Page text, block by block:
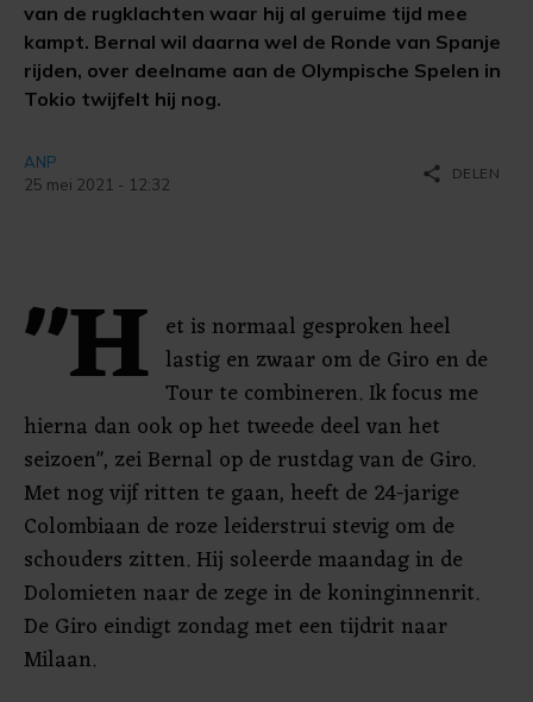
van de rugklachten waar hij al geruime tijd mee
kampt. Bernal wil daarna wel de Ronde van Spanje
rijden, over deelname aan de Olympische Spelen in
Tokio twijfelt hij nog.
ANP
25 mei 2021 - 12:32
share DELEN
"H et is normaal gesproken heel
lastig en zwaar om de Giro en de
Tour te combineren. Ik focus me
hierna dan ook op het tweede deel van het
seizoen", zei Bernal op de rustdag van de Giro.
Met nog vijf ritten te gaan, heeft de 24-jarige
Colombiaan de roze leiderstrui stevig om de
schouders zitten. Hij soleerde maandag in de
Dolomieten naar de zege in de koninginnenrit.
De Giro eindigt zondag met een tijdrit naar
Milaan.